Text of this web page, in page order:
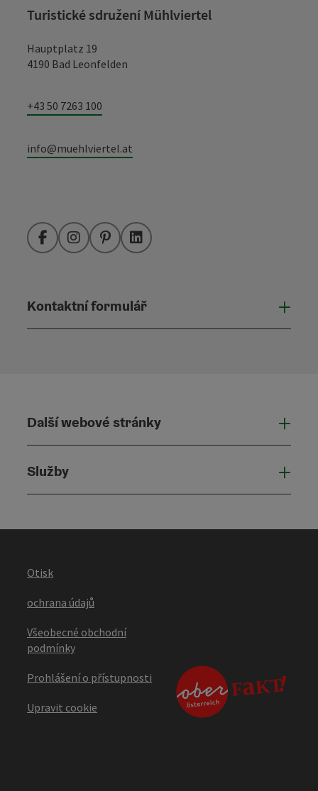
Turistické sdružení Mühlviertel
Hauptplatz 19
4190 Bad Leonfelden
+43 50 7263 100
info@muehlviertel.at
FacebookInstagramPinterestLinkedIn
Kontaktní formulář
Další webové stránky
Služby
Otisk
ochrana údajů
Všeobecné obchodní
podmínky
Prohlášení o přístupnosti
Upravit cookie